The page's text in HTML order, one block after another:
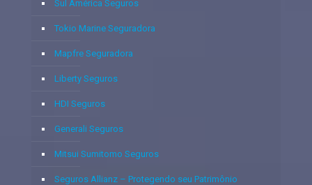
Sul América Seguros
Tokio Marine Seguradora
Mapfre Seguradora
Liberty Seguros
HDI Seguros
Generali Seguros
Mitsui Sumitomo Seguros
Seguros Allianz – Protegendo seu Patrimônio